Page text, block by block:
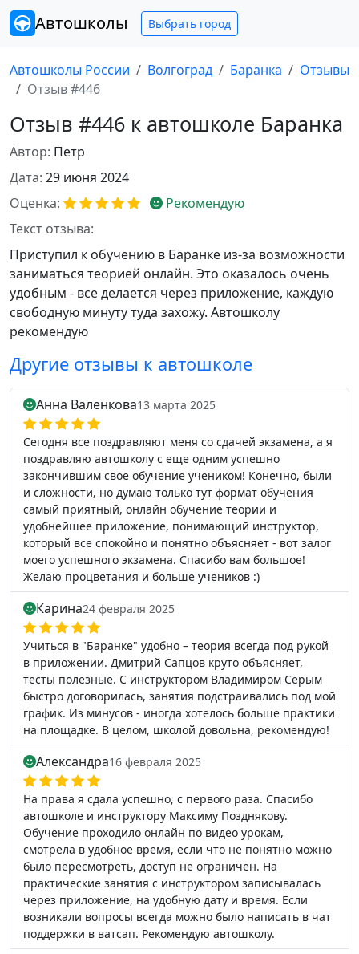
Автошколы Выбрать город
Автошколы России Волгоград Баранка
Отзывы
Отзыв #446
Отзыв #446 к автошколе Баранка
Автор: Петр
Дата: 29 июня 2024
Оценка:
Рекомендую
Текст отзыва:
Приступил к обучению в Баранке из-за возможности
заниматься теорией онлайн. Это оказалось очень
удобным - все делается через приложение, каждую
свободную минуту туда захожу. Автошколу
рекомендую
Другие отзывы к автошколе
Анна Валенкова13 марта 2025
Сегодня все поздравляют меня со сдачей экзамена, а я
поздравляю автошколу с еще одним успешно
закончившим свое обучение учеником! Конечно, были
и сложности, но думаю только тут формат обучения
самый приятный, онлайн обучение теории и
удобнейшее приложение, понимающий инструктор,
который все спокойно и понятно объясняет - вот залог
моего успешного экзамена. Спасибо вам большое!
Желаю процветания и больше учеников :)
Карина24 февраля 2025
Учиться в "Баранке" удобно – теория всегда под рукой
в приложении. Дмитрий Сапцов круто объясняет,
тесты полезные. С инструктором Владимиром Серым
быстро договорилась, занятия подстраивались под мой
график. Из минусов - иногда хотелось больше практики
на площадке. В целом, школой довольна, рекомендую!
Александра16 февраля 2025
На права я сдала успешно, с первого раза. Спасибо
автошколе и инструктору Максиму Позднякову.
Обучение проходило онлайн по видео урокам,
смотрела в удобное время, если что не понятно можно
было пересмотреть, доступ не ограничен. На
практические занятия с инструктором записывалась
через приложение, на удобную дату и время. Если
возникали вопросы всегда можно было написать в чат
поддержки в ватсап. Рекомендую автошколу.